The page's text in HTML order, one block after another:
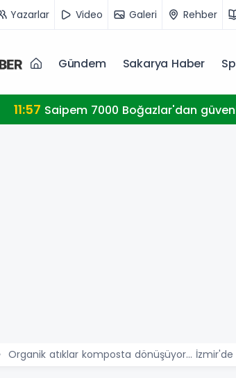
Yazarlar Video Galeri Rehber
Gündem Sakarya Haber
11:57 Saipem 7000 Boğazlar'dan
Organik atıklar komposta dönüşüyor...